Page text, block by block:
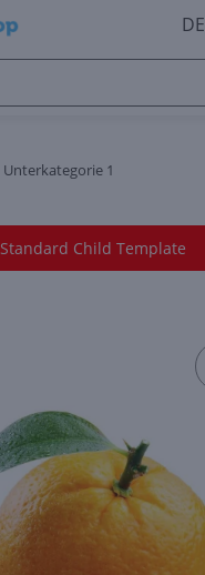
DE
Unterkategorie 1
Standard Child Template